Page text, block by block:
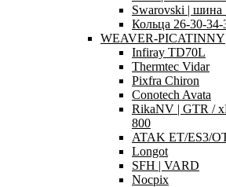
Swarovski | шина
Кольца 26-30-
WEAVER-PICATINNY
Infiray TD70L
Thermtec Vidar
Pixfra Chiron
Conotech Avata
RikaNV | GTR /
800
ATAK ET/ES3/
Longot
SFH | VARD
Nocpix